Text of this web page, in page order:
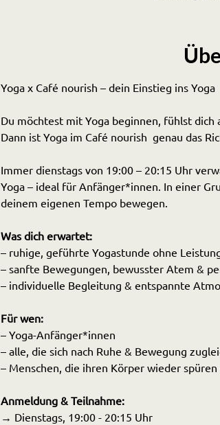
Yoga x Café nourish – dein Einstieg ins Yoga
Du möchtest mit Yoga beginnen, fühlst dich
Dann ist Yoga im Café nourish  genau das
Immer dienstags von 19:00 – 20:15 Uhr
Yoga – ideal für Anfänger*innen. In einer
deinem eigenen Tempo bewegen.
Was dich erwartet:
– ruhige, geführte Yogastunde ohne
– sanfte Bewegungen, bewusster Atem &
– individuelle Begleitung & entspannte
Für wen:
– Yoga-Anfänger*innen
– alle, die sich nach Ruhe & Bewegung
– Menschen, die ihren Körper wieder
Anmeldung & Teilnahme:
→ Dienstags, 19:00 - 20:15 Uhr